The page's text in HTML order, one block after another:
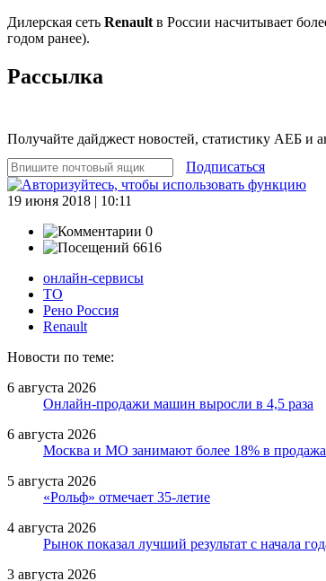
Дилерская сеть Renault в России насчитывает
годом ранее).
Рассылка
Получайте дайджест новостей, статистику АЕБ и
Подписаться
19 июня 2018 | 10:11
0
6616
онлайн-сервисы
ТО
Рено Россия
Renault
Новости по теме:
6 августа 2026
Онлайн-продажи машин выросли в 4,5 раза
6 августа 2026
Москва и МО занимают более 18% в
5 августа 2026
«Рольф» отмечает 35-летие
4 августа 2026
Рынок показал лучший результат с начала
3 августа 2026